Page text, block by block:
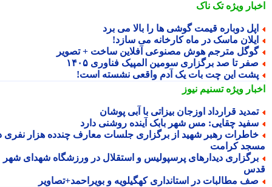
ویژهتک ناک
دوباره قیمت گوشی ها را بالا می برد
ماسک در ماه کارخانه می سازد!
مترجم هوش مصنوعی آفلاین ساخت + تصویر
تا صد برگزاری سومین المپیک فناوری ۱۴۰۵
این چت بات یک آدم واقعی نشسته است!
ویژهتسنیم نیوز
قرارداد اوزجان بیزاتی با آبی پوشان
چقایی: مس شهر بابک آینده روشنی دارد
رهبر شهید از برگزاری جلسات معارف چندده هزار نفری در
کرامت
دیدارهای پرسپولیس و استقلال در ورزشگاه شهدای شهر
مطالبات در استانداری کهگیلویه و بویراحمد+تصاویر